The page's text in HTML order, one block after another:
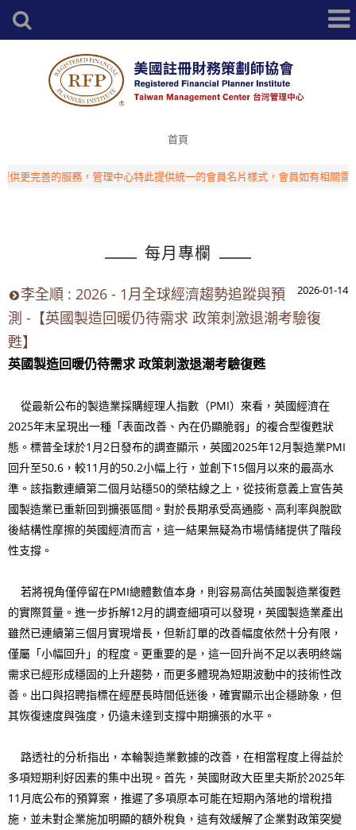
首頁
完善的服務，管理中心特此提供統一的會員名片樣式，會員如有相關需求
每月專欄
2026-01-14
李全順 : 2026 - 1月全球經濟趨勢追蹤與預
測 -【英國製造回暖仍待需求 政策刺激退潮考驗復
甦】
英國製造回暖仍待需求 政策刺激退潮考驗復甦
從最新公布的製造業採購經理人指數（PMI）來看，英國經濟在
2025年末呈現出一種「表面改善、內在仍顯脆弱」的複合型復甦狀
態。標普全球於1月2日發布的調查顯示，英國2025年12月製造業PMI
回升至50.6，較11月的50.2小幅上行，並創下15個月以來的最高水
準。該指數連續第二個月站穩50的榮枯線之上，從技術意義上宣告英
國製造業已重新回到擴張區間。對於長期承受高通膨、高利率與脫歐
後結構性摩擦的英國經濟而言，這一結果無疑為市場情緒提供了階段
性支撐。
若將視角僅停留在PMI總體數值本身，則容易高估英國製造業復甦
的實際質量。進一步拆解12月的調查細項可以發現，英國製造業產出
雖然已連續第三個月實現增長，但新訂單的改善幅度依然十分有限，
僅屬「小幅回升」的程度。更重要的是，這一回升尚不足以表明終端
需求已經形成穩固的上升趨勢，而更多體現為短期波動中的技術性改
善。出口與招聘指標在經歷長時間低迷後，確實顯示出企穩跡象，但
其恢復速度與強度，仍遠未達到支撐中期擴張的水平。
路透社的分析指出，本輪製造業數據的改善，在相當程度上得益於
多項短期利好因素的集中出現。首先，英國財政大臣里夫斯於2025年
11月底公布的預算案，推遲了多項原本可能在短期內落地的增稅措
施，並未對企業施加明顯的額外稅負，這有效緩解了企業對政策突變